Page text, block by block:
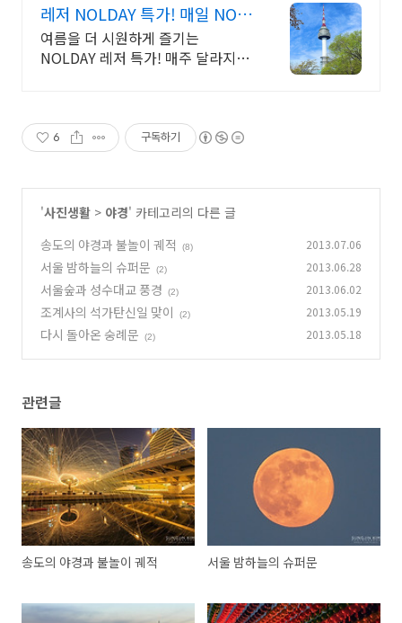
레저 NOLDAY 특가! 매일 NOL
DRAW 추첨!
여름을 더 시원하게 즐기는
NOLDAY 레저 특가! 매주 달라지는
6 구독하기
'사진생활 > 야경' 카테고리의 다른 글
송도의 야경과 불놀이 궤적
(8) 2013.07.06
서울 밤하늘의 슈퍼문 (2) 2013.06.28
서울숲과 성수대교 풍경 (2) 2013.06.02
조계사의 석가탄신일 맞이 (2) 2013.05.19
다시 돌아온 숭례문 (2) 2013.05.18
관련글
송도의 야경과 불놀이 궤적 서울 밤하늘의 슈퍼문